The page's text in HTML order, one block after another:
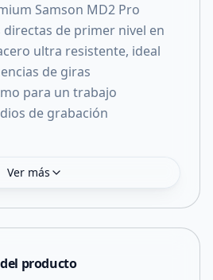
Samson MD2 Pro
directas de primer nivel en
ultra resistente, ideal
de giras
para un trabajo
de grabación
Ver más
producto